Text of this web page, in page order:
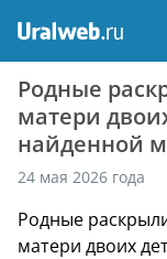
Родные
матери
найденной
24 мая 2026 года
Родные
матери двоих